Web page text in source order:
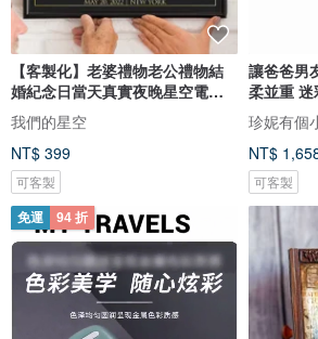
【客製化】老婆禮物老公禮物結
婚紀念日當天真實夜晚星空電子
圖檔
我們的星空
NT$ 399
可客製
讓爸爸男
柔並重
珍妮有個
NT$
可客製
免運 94 折